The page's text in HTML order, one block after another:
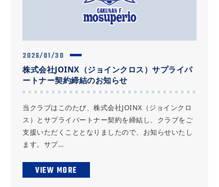
2026/01/30
株式会社JOINX（ジョインクロス）サプライパ
ートナー契約締結のお知らせ
当クラブはこのたび、株式会社JOINX（ジョインクロ
ス）とサプライパートナー契約を締結し、クラブをご
支援いただくこととなりましたので、お知らせいたし
ます。サプ…
VIEW MORE